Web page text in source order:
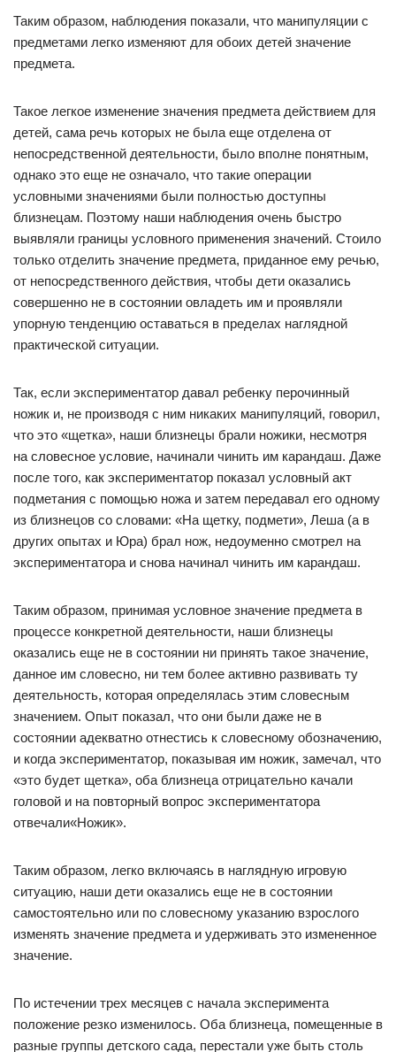
Таким образом, наблюдения показали, что манипуляции с
предметами легко изменяют для обоих детей значение
предмета.
Такое легкое изменение значения предмета действием для
детей, сама речь которых не была еще отделена от
непосредственной деятельности, было вполне понятным,
однако это еще не означало, что такие операции
условными значениями были полностью доступны
близнецам. Поэтому наши наблюдения очень быстро
выявляли границы условного применения значений. Стоило
только отделить значение предмета, приданное ему речью,
от непосредственного действия, чтобы дети оказались
совершенно не в состоянии овладеть им и проявляли
упорную тенденцию оставаться в пределах наглядной
практической ситуации.
Так, если экспериментатор давал ребенку перочинный
ножик и, не производя с ним никаких манипуляций, говорил,
что это «щетка», наши близнецы брали ножики, несмотря
на словесное условие, начинали чинить им карандаш. Даже
после того, как экспериментатор показал условный акт
подметания с помощью ножа и затем передавал его одному
из близнецов со словами: «На щетку, подмети», Леша (а в
других опытах и Юра) брал нож, недоуменно смотрел на
экспериментатора и снова начинал чинить им карандаш.
Таким образом, принимая условное значение предмета в
процессе конкретной деятельности, наши близнецы
оказались еще не в состоянии ни принять такое значение,
данное им словесно, ни тем более активно развивать ту
деятельность, которая определялась этим словесным
значением. Опыт показал, что они были даже не в
состоянии адекватно отнестись к словесному обозначению,
и когда экспериментатор, показывая им ножик, замечал, что
«это будет щетка», оба близнеца отрицательно качали
головой и на повторный вопрос экспериментатора
отвечали«Ножик».
Таким образом, легко включаясь в наглядную игровую
ситуацию, наши дети оказались еще не в состоянии
самостоятельно или по словесному указанию взрослого
изменять значение предмета и удерживать это измененное
значение.
По истечении трех месяцев с начала эксперимента
положение резко изменилось. Оба близнеца, помещенные в
разные группы детского сада, перестали уже быть столь